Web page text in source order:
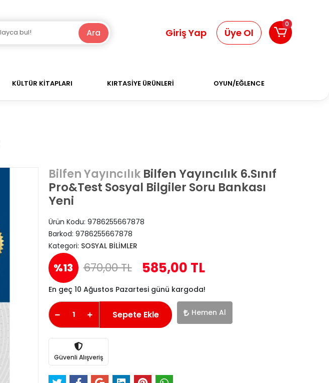
Ara Giriş Yap Üye Ol
0
KÜLTÜR KİTAPLARI KIRTASİYE ÜRÜNLERİ OYUN/EĞLENCE
Bilfen YayıncılıkBilfen Yayıncılık 6.Sınıf
Pro&Test Sosyal Bilgiler Soru Bankası
Yeni
Ürün Kodu: 9786255667878
Barkod: 9786255667878
Kategori: SOSYAL BİLİMLER
%13 670,00 TL 585,00 TL
En geç 10 Ağustos Pazartesi günü kargoda!
Sepete Ekle Hemen Al
Güvenli Alışveriş